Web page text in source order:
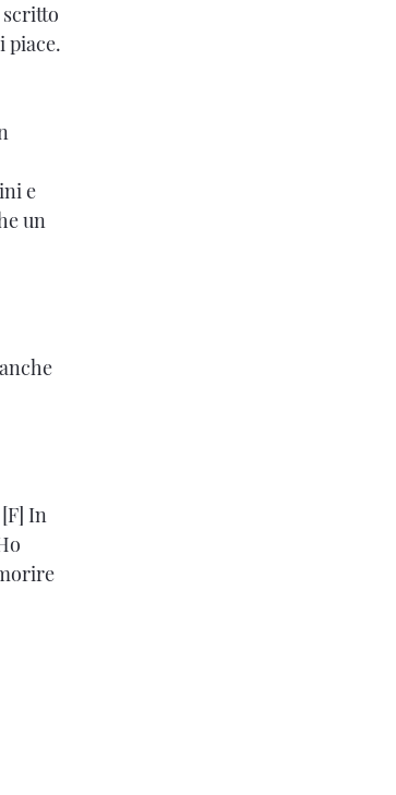
scritto
piace.
e
un
In